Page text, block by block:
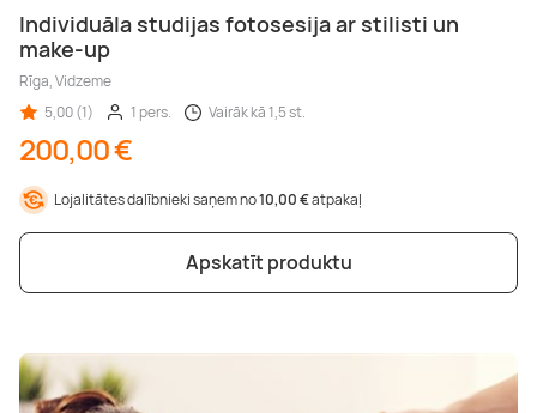
Individuāla studijas fotosesija ar stilisti un
make-up
Rīga, Vidzeme
5,00 (1)
1 pers. Vairāk kā 1,5 st.
200,00 €
Lojalitātes dalībnieki saņem no10,00 €atpakaļ
Apskatīt produktu